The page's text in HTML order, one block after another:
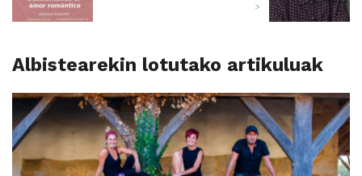
>
Albistearekin lotutako artikuluak